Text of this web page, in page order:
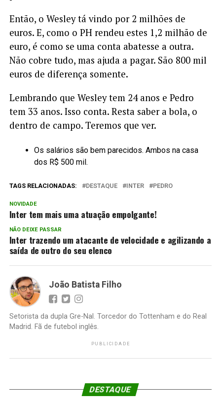
Então, o Wesley tá vindo por 2 milhões de
euros. E, como o PH rendeu estes 1,2 milhão de
euro, é como se uma conta abatesse a outra.
Não cobre tudo, mas ajuda a pagar. São 800 mil
euros de diferença somente.
Lembrando que Wesley tem 24 anos e Pedro
tem 33 anos. Isso conta. Resta saber a bola, o
dentro de campo. Teremos que ver.
Os salários são bem parecidos. Ambos na casa
dos R$ 500 mil.
TAGS RELACIONADAS: DESTAQUE INTER PEDRO
NOVIDADE
Inter tem mais uma atuação empolgante!
NÃO DEIXE PASSAR
Inter trazendo um atacante de velocidade e agilizando a
saída de outro do seu elenco
João Batista Filho
Setorista da dupla Gre-Nal. Torcedor do Tottenham e do Real
Madrid. Fã de futebol inglês.
PUBLICIDADE
DESTAQUE